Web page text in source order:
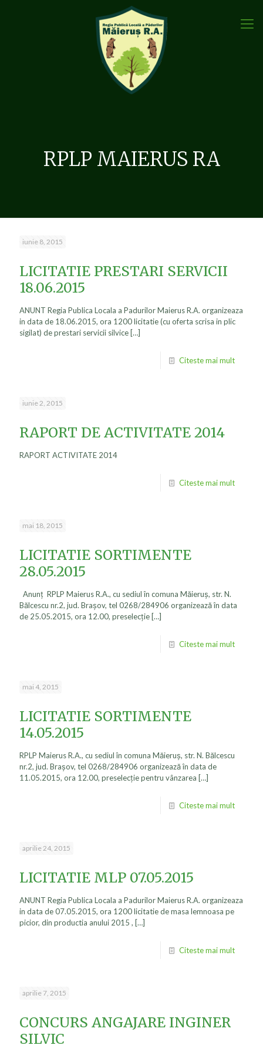
RPLP MAIERUS RA
iunie 8, 2015
LICITATIE PRESTARI SERVICII
18.06.2015
ANUNT Regia Publica Locala a Padurilor Maierus R.A. organizeaza
in data de 18.06.2015, ora 1200 licitatie (cu oferta scrisa in plic
sigilat) de prestari servicii silvice […]
Citeste mai mult
iunie 2, 2015
RAPORT DE ACTIVITATE 2014
RAPORT ACTIVITATE 2014
Citeste mai mult
mai 18, 2015
LICITATIE SORTIMENTE
28.05.2015
Anunţ RPLP Maierus R.A., cu sediul în comuna Măieruş, str. N.
Bălcescu nr.2, jud. Braşov, tel 0268/284906 organizează în data
de 25.05.2015, ora 12.00, preselecţie […]
Citeste mai mult
mai 4, 2015
LICITATIE SORTIMENTE
14.05.2015
RPLP Maierus R.A., cu sediul în comuna Măieruş, str. N. Bălcescu
nr.2, jud. Braşov, tel 0268/284906 organizează în data de
11.05.2015, ora 12.00, preselecţie pentru vânzarea […]
Citeste mai mult
aprilie 24, 2015
LICITATIE MLP 07.05.2015
ANUNT Regia Publica Locala a Padurilor Maierus R.A. organizeaza
in data de 07.05.2015, ora 1200 licitatie de masa lemnoasa pe
picior, din productia anului 2015 , […]
Citeste mai mult
aprilie 7, 2015
CONCURS ANGAJARE INGINER
SILVIC